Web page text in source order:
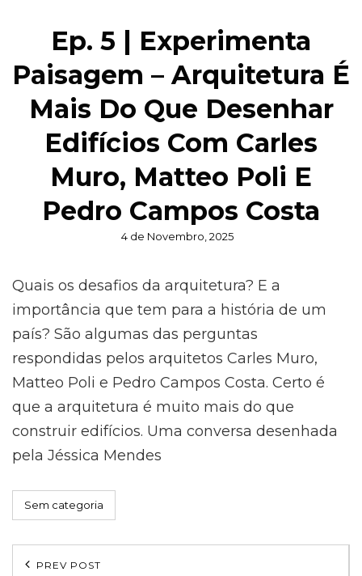
Ep. 5 | Experimenta
Paisagem – Arquitetura É
Mais Do Que Desenhar
Edifícios Com Carles
Muro, Matteo Poli E
Pedro Campos Costa
Posted
4 de Novembro, 2025
Quais os desafios da arquitetura? E a
importância que tem para a história de um
país? São algumas das perguntas
respondidas pelos arquitetos Carles Muro,
Matteo Poli e Pedro Campos Costa. Certo é
que a arquitetura é muito mais do que
construir edifícios. Uma conversa desenhada
pela Jéssica Mendes
Categories
Sem categoria
Navegação
Previous
PREV POST